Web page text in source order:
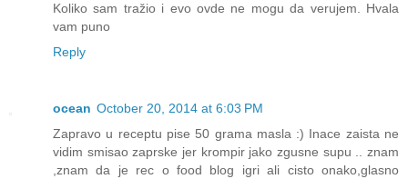
Koliko sam tražio i evo ovde ne mogu da verujem. Hvala
vam puno
Reply
ocean October 20, 2014 at 6:03 PM
Zapravo u receptu pise 50 grama masla :) Inace zaista ne
vidim smisao zaprske jer krompir jako zgusne supu .. znam
,znam da je rec o food blog igri ali cisto onako,glasno